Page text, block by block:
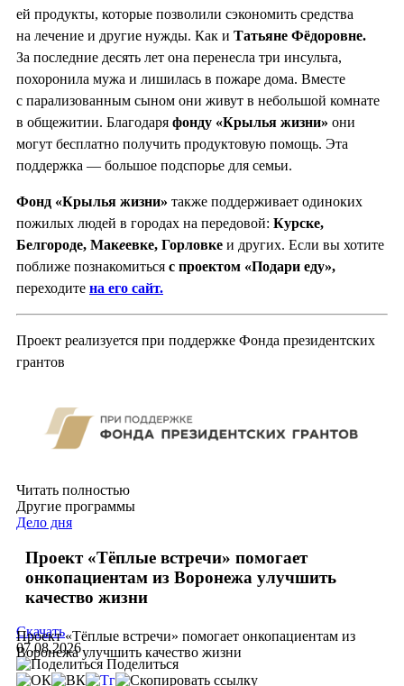
ей продукты, которые позволили сэкономить средства
на лечение и другие нужды. Как и Татьяне Фёдоровне.
За последние десять лет она перенесла три инсульта,
похоронила мужа и лишилась в пожаре дома. Вместе
с парализованным сыном они живут в небольшой комнате
в общежитии. Благодаря фонду «Крылья жизни» они
могут бесплатно получить продуктовую помощь. Эта
поддержка — большое подспорье для семьи.
Фонд «Крылья жизни» также поддерживает одиноких
пожилых людей в городах на передовой: Курске,
Белгороде, Макеевке, Горловке и других. Если вы хотите
поближе познакомиться с проектом «Подари еду»,
переходите на его сайт.
Проект реализуется при поддержке Фонда президентских
грантов
Читать полностью
Другие программы
Дело дня
Проект «Тёплые встречи» помогает
онкопациентам из Воронежа улучшить
качество жизни
Проект «Тёплые встречи» помогает онкопациентам из
Воронежа улучшить качество жизни
Скачать
07.08.2026
Поделиться